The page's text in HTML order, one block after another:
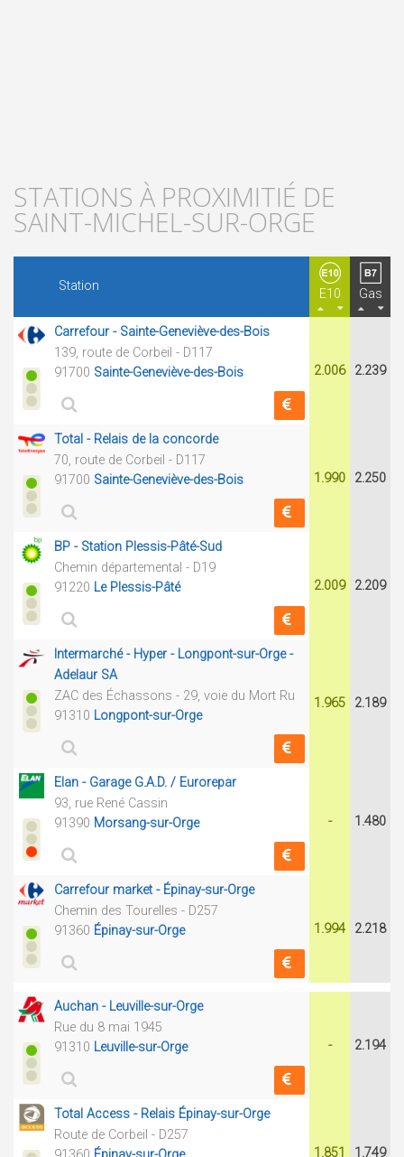
STATIONS À PROXIMITIÉ DE
SAINT-MICHEL-SUR-ORGE
Station
E10 Gas
Carrefour - Sainte-Geneviève-des-Bois
139, route de Corbeil - D117
91700 Sainte-Geneviève-des-Bois 2.006 2.239
Total - Relais de la concorde
70, route de Corbeil - D117
91700 Sainte-Geneviève-des-Bois 1.990 2.250
BP - Station Plessis-Pâté-Sud
Chemin départemental - D19
91220 Le Plessis-Pâté 2.009 2.209
Intermarché - Hyper - Longpont-sur-Orge -
Adelaur SA
ZAC des Échassons - 29, voie du Mort Ru
91310 Longpont-sur-Orge
1.965 2.189
Elan - Garage G.A.D. / Eurorepar
93, rue René Cassin
91390 Morsang-sur-Orge - 1.480
Carrefour market - Épinay-sur-Orge
Chemin des Tourelles - D257
91360 Épinay-sur-Orge 1.994 2.218
Auchan - Leuville-sur-Orge
Rue du 8 mai 1945
91310 Leuville-sur-Orge - 2.194
Total Access - Relais Épinay-sur-Orge
Route de Corbeil - D257
1.851 1.749